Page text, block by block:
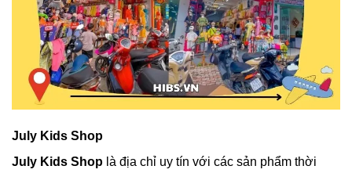
July Kids Shop
July Kids Shop là địa chỉ uy tín với các sản phẩm thời